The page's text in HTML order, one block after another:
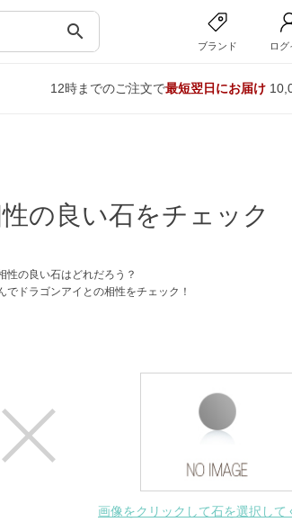
search
ブランド ログ
12時までのご注文で最短翌日にお届け
の良い石をチェック
性の良い石はどれだろう？
でドラゴンアイとの相性をチェック！
画像をクリックして石を選択して